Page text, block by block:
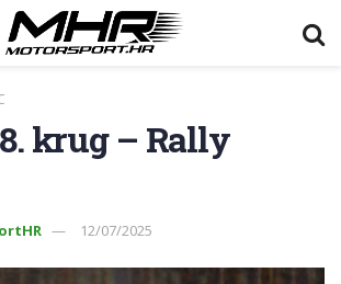
krug – Rally
12/07/2025